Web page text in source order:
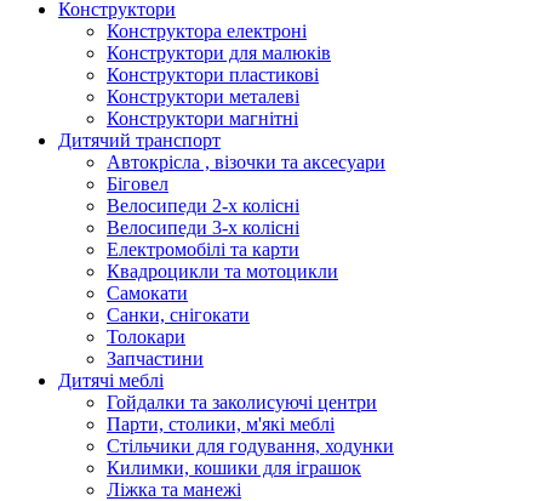
Конструктори
Конструктора електроні
Конструктори для малюків
Конструктори пластикові
Конструктори металеві
Конструктори магнітні
Дитячий транспорт
Автокрісла , візочки та аксесуари
Біговел
Велосипеди 2-х колісні
Велосипеди 3-х колісні
Електромобілі та карти
Квадроцикли та мотоцикли
Самокати
Санки, снігокати
Толокари
Запчастини
Дитячі меблі
Гойдалки та заколисуючі центри
Парти, столики, м'які меблі
Стільчики для годування, ходунки
Килимки, кошики для іграшок
Ліжка та манежі